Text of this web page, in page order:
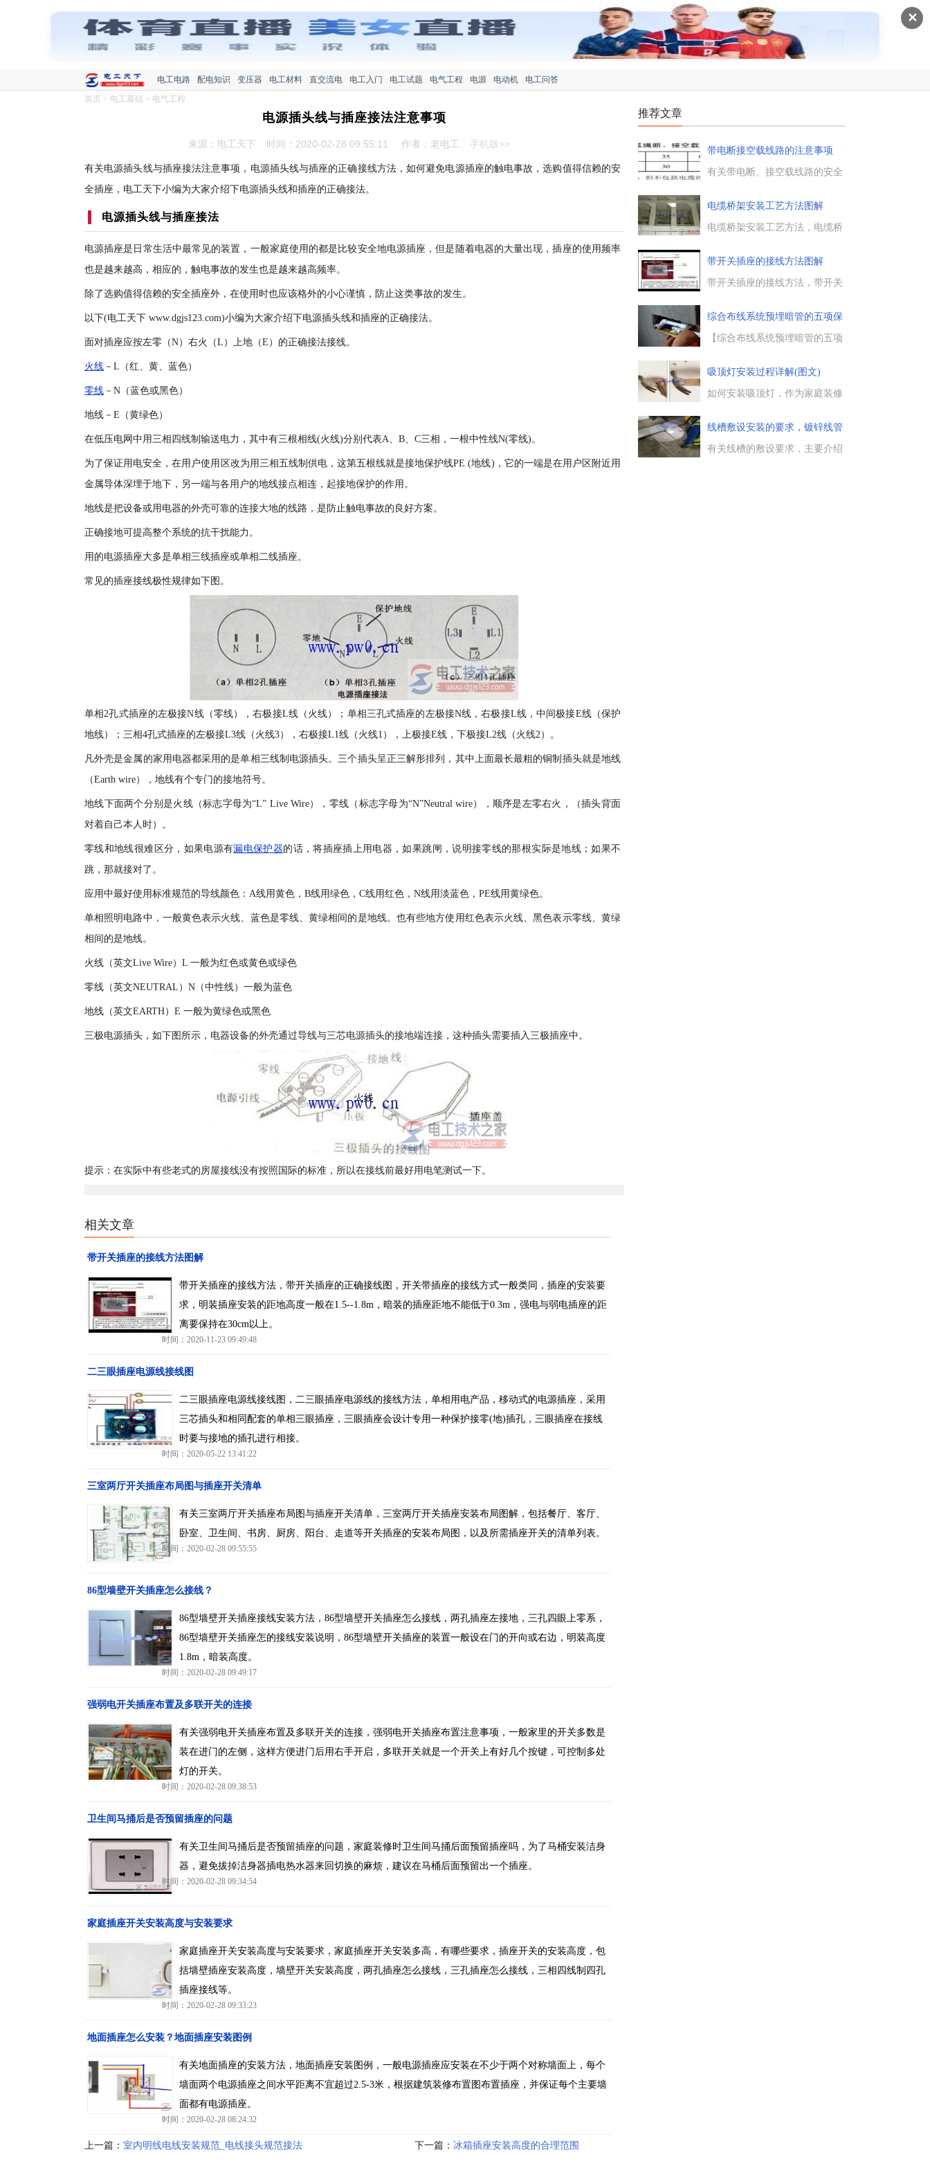
✕
电工电路 配电知识 变压器 电工材料 直交流电 电工入门 电工试题 电气工程 电源 电动机
电工问答
首页 > 电工基础 > 电气工程
电源插头线与插座接法注意事项
来源：电工天下 时间：2020-02-28 09:55:11 作者：老电工 手机版>>
有关电源插头线与插座接法注意事项，电源插头线与插座的正确接线方法，如何避免电源插座的触电事故，选购值得信赖的安
全插座，电工天下小编为大家介绍下电源插头线和插座的正确接法。
电源插头线与插座接法
电源插座是日常生活中最常见的装置，一般家庭使用的都是比较安全地电源插座，但是随着电器的大量出现，插座的使用频率
也是越来越高，相应的，触电事故的发生也是越来越高频率。
除了选购值得信赖的安全插座外，在使用时也应该格外的小心谨慎，防止这类事故的发生。
以下(电工天下 www.dgjs123.com)小编为大家介绍下电源插头线和插座的正确接法。
面对插座应按左零（N）右火（L）上地（E）的正确接法接线。
火线 －L（红、黄、蓝色）
零线 －N（蓝色或黑色）
地线－E（黄绿色）
在低压电网中用三相四线制输送电力，其中有三根相线(火线)分别代表A、B、C三相，一根中性线N(零线)。
为了保证用电安全，在用户使用区改为用三相五线制供电，这第五根线就是接地保护线PE (地线)，它的一端是在用户区附近用
金属导体深埋于地下，另一端与各用户的地线接点相连，起接地保护的作用。
地线是把设备或用电器的外壳可靠的连接大地的线路，是防止触电事故的良好方案。
正确接地可提高整个系统的抗干扰能力。
用的电源插座大多是单相三线插座或单相二线插座。
常见的插座接线极性规律如下图。
单相2孔式插座的左极接N线（零线），右极接L线（火线）；单相三孔式插座的左极接N线，右极接L线，中间极接E线（保护
地线）；三相4孔式插座的左极接L3线（火线3），右极接L1线（火线1），上极接E线，下极接L2线（火线2）。
凡外壳是金属的家用电器都采用的是单相三线制电源插头。三个插头呈正三解形排列，其中上面最长最粗的铜制插头就是地线
（Earth wire），地线有个专门的接地符号。
地线下面两个分别是火线（标志字母为“L” Live Wire），零线（标志字母为“N”Neutral wire），顺序是左零右火，（插头背面
对着自己本人时）。
零线和地线很难区分，如果电源有漏电保护器的话，将插座插上用电器，如果跳闸，说明接零线的那根实际是地线；如果不
跳，那就接对了。
应用中最好使用标准规范的导线颜色：A线用黄色，B线用绿色，C线用红色，N线用淡蓝色，PE线用黄绿色。
单相照明电路中，一般黄色表示火线、蓝色是零线、黄绿相间的是地线。也有些地方使用红色表示火线、黑色表示零线、黄绿
相间的是地线。
火线（英文Live Wire）L 一般为红色或黄色或绿色
零线（英文NEUTRAL）N（中性线）一般为蓝色
地线（英文EARTH）E 一般为黄绿色或黑色
三极电源插头，如下图所示，电器设备的外壳通过导线与三芯电源插头的接地端连接，这种插头需要插入三极插座中。
提示：在实际中有些老式的房屋接线没有按照国际的标准，所以在接线前最好用电笔测试一下。
相关文章
带开关插座的接线方法图解
带开关插座的接线方法，带开关插座的正确接线图，开关带插座的接线方式一般类同，插座的安装要
求，明装插座安装的距地高度一般在1.5--1.8m，暗装的插座距地不能低于0.3m，强电与弱电插座的距
离要保持在30cm以上。
时间：2020-11-23 09:49:48
二三眼插座电源线接线图
二三眼插座电源线接线图，二三眼插座电源线的接线方法，单相用电产品，移动式的电源插座，采用
三芯插头和相同配套的单相三眼插座，三眼插座会设计专用一种保护接零(地)插孔，三眼插座在接线
时要与接地的插孔进行相接。
时间：2020-05-22 13:41:22
三室两厅开关插座布局图与插座开关清单
有关三室两厅开关插座布局图与插座开关清单，三室两厅开关插座安装布局图解，包括餐厅、客厅、
卧室、卫生间、书房、厨房、阳台、走道等开关插座的安装布局图，以及所需插座开关的清单列表。
时间：2020-02-28 09:55:55
86型墙壁开关插座怎么接线？
86型墙壁开关插座接线安装方法，86型墙壁开关插座怎么接线，两孔插座左接地，三孔四眼上零系，
86型墙壁开关插座怎的接线安装说明，86型墙壁开关插座的装置一般设在门的开向或右边，明装高度
1.8m，暗装高度。
时间：2020-02-28 09:49:17
强弱电开关插座布置及多联开关的连接
有关强弱电开关插座布置及多联开关的连接，强弱电开关插座布置注意事项，一般家里的开关多数是
装在进门的左侧，这样方便进门后用右手开启，多联开关就是一个开关上有好几个按键，可控制多处
灯的开关。
时间：2020-02-28 09:38:53
卫生间马捅后是否预留插座的问题
有关卫生间马捅后是否预留插座的问题，家庭装修时卫生间马捅后面预留插座吗，为了马桶安装洁身
器，避免拔掉洁身器插电热水器来回切换的麻烦，建议在马桶后面预留出一个插座。
时间：2020-02-28 09:34:54
家庭插座开关安装高度与安装要求
家庭插座开关安装高度与安装要求，家庭插座开关安装多高，有哪些要求，插座开关的安装高度，包
括墙壁插座安装高度，墙壁开关安装高度，两孔插座怎么接线，三孔插座怎么接线，三相四线制四孔
插座接线等。
时间：2020-02-28 09:33:23
地面插座怎么安装？地面插座安装图例
有关地面插座的安装方法，地面插座安装图例，一般电源插座应安装在不少于两个对称墙面上，每个
墙面两个电源插座之间水平距离不宜超过2.5-3米，根据建筑装修布置图布置插座，并保证每个主要墙
面都有电源插座。
时间：2020-02-28 08:24:32
上一篇： 室内明线电线安装规范_电线接头规范接法 下一篇： 冰箱插座安装高度的合理范围
推荐文章
带电断接空载线路的注意事项
有关带电断、接空载线路的安全
须确认线路的终端断路器或隔离
开关确已断开，带电断、接空载
线路时，作业人员应戴护目镜，
电缆桥架安装工艺方法图解
电缆桥架安装工艺方法，电缆桥
架安装工艺参考做法，包括电缆
桥架漏斗的正确使用方法，电缆
桥架首端接地做法等，必须考虑
接地干线相连，并且明确可视，
标识清楚。...
带开关插座的接线方法图解
带开关插座的接线方法，带开关
的接线方式一般类同，插座的安
装要求，明装插座安装的距地高
度一般在1.5--1.8m，暗装的插座
插座的距离要保持在30cm以
上。...
综合布线系统预埋暗管的五项保
护
【综合布线系统预埋暗管的五项
行预埋暗管的操作，是一项技术
活，暗管的敷设与预埋，需要掌
握一定的技术要领，电工天下小
吸顶灯安装过程详解(图文)
如何安装吸顶灯，作为家庭装修
装，考验一个电工的实操水平，
关于吸顶灯的安装步骤，需要的
朋友参考下。...
线槽敷设安装的要求，镀锌线管
与线
有关线槽的敷设要求，主要介绍